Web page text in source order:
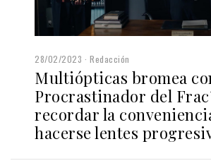
28/02/2023 Redacción
Multiópticas bromea
Procrastinador del
recordar la
hacerse lentes